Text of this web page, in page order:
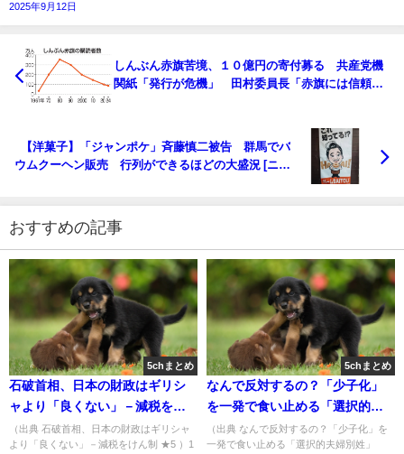
2025年9月12日
しんぶん赤旗苦境、１０億円の寄付募る 共産党機
関紙「発行が危機」 田村委員長「赤旗には信頼で
【洋菓子】「ジャンポケ」斉藤慎二被告 群馬でバ
ウムクーヘン販売 行列ができるほどの大盛況 [ニー
おすすめの記事
5chまとめ
石破首相、日本の財政はギリシ
ャより「良くない」－減税をけ
ん制 ★5 [少考さん★]
（出典 石破首相、日本の財政はギリシャ
より「良くない」－減税をけん制 ★5 ）1
5chまとめ
なんで反対するの？「少子化」
を一発で食い止める「選択的夫
婦別姓」の“絶大な政策効果”と
は ★2 [ぐれ★]
（出典 なんで反対するの？「少子化」を
一発で食い止める「選択的夫婦別姓」